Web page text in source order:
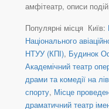
амфітеатр, описи
Популярні місця Київ:
Національного
НТУУ (КПІ), Будинок
Академічний театр
драми та комедії на
спорту, Місце
драматичний театр